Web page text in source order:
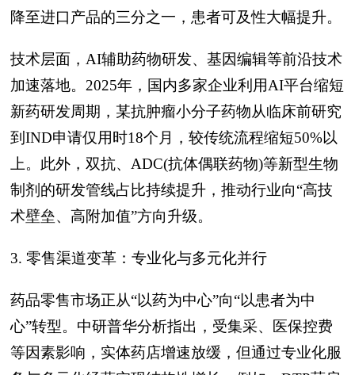
降至进口产品的三分之一，患者可及性大幅提升。
技术层面，AI辅助药物研发、基因编辑等前沿技术
加速落地。2025年，国内多家企业利用AI平台缩短
新药研发周期，某抗肿瘤小分子药物从临床前研究
到IND申请仅用时18个月，较传统流程缩短50%以
上。此外，双抗、ADC(抗体偶联药物)等新型生物
制剂的研发管线占比持续提升，推动行业向“高技
术壁垒、高附加值”方向升级。
3. 零售渠道变革：专业化与多元化并行
药品零售市场正从“以药为中心”向“以患者为中
心”转型。中研普华分析指出，受集采、医保控费
等因素影响，实体药店增速放缓，但通过专业化服